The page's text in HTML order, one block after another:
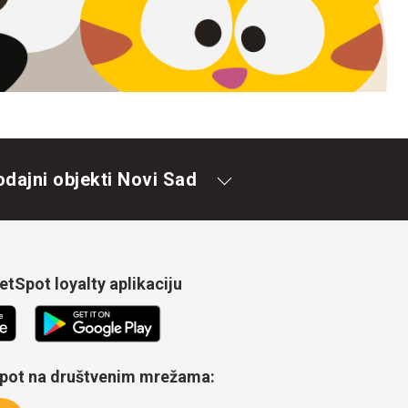
objekti Novi Sad
loyalty aplikaciju
na društvenim mrežama: